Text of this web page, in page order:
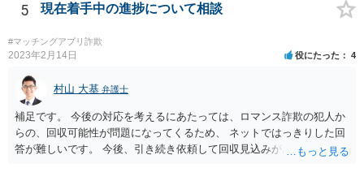
5 現在着手中の進捗について相談
#マッチングアプリ詐欺
2023年2月14日 役にたった 4
村山 大基 弁護士
補足です。 今後の対応を考えるにあたっては、ロマンス詐欺の犯人か
らの、回収可能性が問題になってくるため、 ネットではっきりした回
答が難しいです。 今後、引き続き依頼して回収見込みがあるのなら、